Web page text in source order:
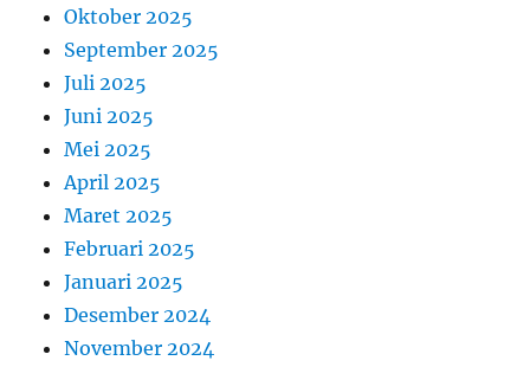
Oktober 2025
September 2025
Juli 2025
Juni 2025
Mei 2025
April 2025
Maret 2025
Februari 2025
Januari 2025
Desember 2024
November 2024